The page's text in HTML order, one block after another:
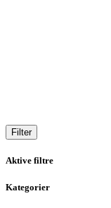
Filter
Aktive filtre
Kategorier